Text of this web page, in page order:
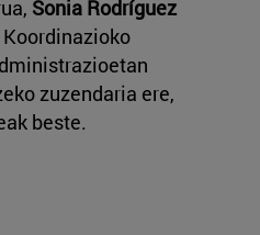
Sonia Rodríguez
zuzendaria ere,
beste.